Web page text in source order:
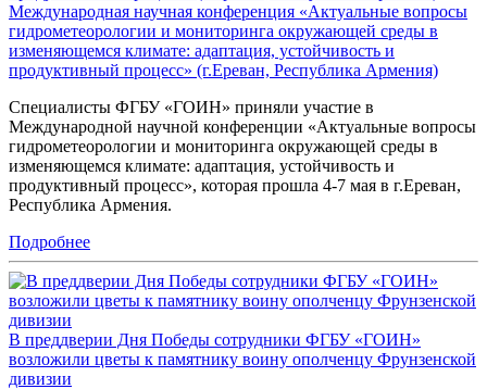
Международная научная конференция «Актуальные вопросы
гидрометеорологии и мониторинга окружающей среды в
изменяющемся климате: адаптация, устойчивость и
продуктивный процесс» (г.Ереван, Республика Армения)
Специалисты ФГБУ «ГОИН» приняли участие в
Международной научной конференции «Актуальные вопросы
гидрометеорологии и мониторинга окружающей среды в
изменяющемся климате: адаптация, устойчивость и
продуктивный процесс», которая прошла 4-7 мая в г.Ереван,
Республика Армения.
Подробнее
В преддверии Дня Победы сотрудники ФГБУ «ГОИН»
возложили цветы к памятнику воину ополченцу Фрунзенской
дивизии